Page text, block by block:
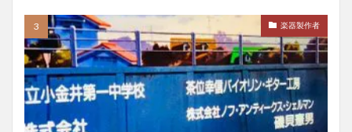
楽器製作者